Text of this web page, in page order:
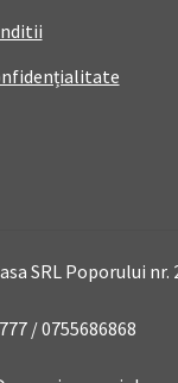
SRL Poporului
/ 0755686868